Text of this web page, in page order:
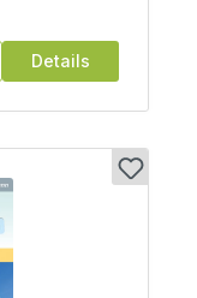
Details